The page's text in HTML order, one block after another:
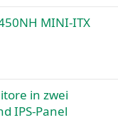
MINI-ITX
in zwei
IPS-Panel